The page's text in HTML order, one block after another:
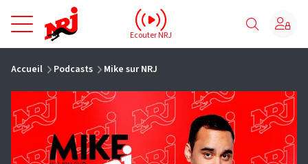
NRJ - Accueil
Ecouter NRJ
Accueil Podcasts Mike sur NRJ